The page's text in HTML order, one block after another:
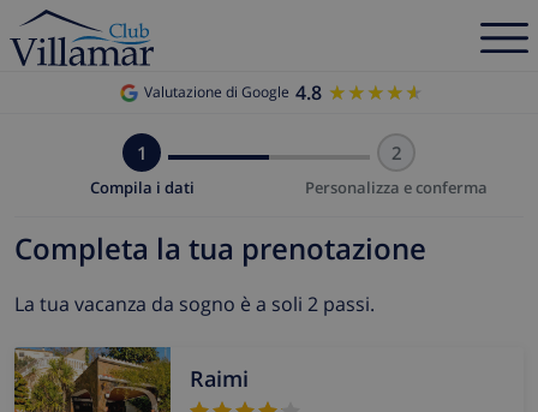
Valutazione di Google 4.8 ★★★★★
★★★★★
1
Compila i dati
2
Personalizza e conferma
Completa la tua prenotazione
La tua vacanza da sogno è a soli 2 passi.
Raimi